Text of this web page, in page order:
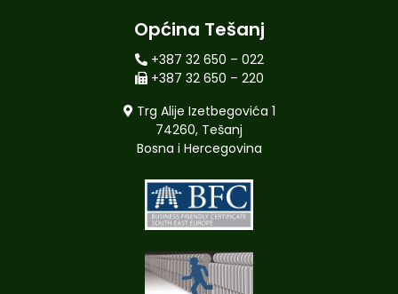
Općina Tešanj
+387 32 650 – 022
+387 32 650 – 220
Trg Alije Izetbegovića 1
74260, Tešanj
Bosna i Hercegovina